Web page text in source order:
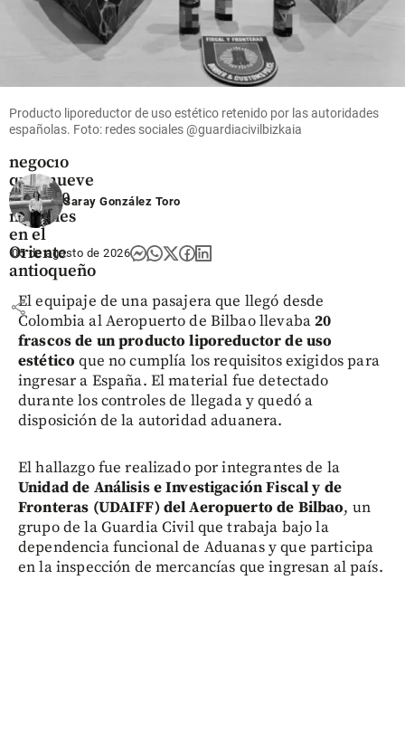
Flores que
cruzan el
cielo: así
negocio
que mueve
US$ 380
millones
en el
Oriente
antioqueño
share
Producto liporeductor de uso estético retenido por las autoridades
españolas. Foto: redes sociales @guardiacivilbizkaia
Saray González Toro
05 de agosto de 2026
El equipaje de una pasajera que llegó desde
Colombia al Aeropuerto de Bilbao llevaba20
frascos de un producto liporeductor de uso
estético que no cumplía los requisitos exigidos para
ingresar a España. El material fue detectado
durante los controles de llegada y quedó a
disposición de la autoridad aduanera.
El hallazgo fue realizado por integrantes de la
Unidad de Análisis e Investigación Fiscal y de
Fronteras (UDAIFF) del Aeropuerto de Bilbao, un
grupo de la Guardia Civil que trabaja bajo la
dependencia funcional de Aduanas y que participa
en la inspección de mercancías que ingresan al país.